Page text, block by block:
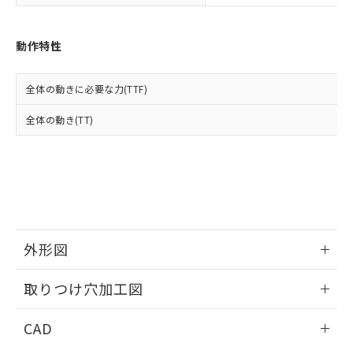
動作特性
全体の動きに必要な力(TTF)
全体の動き(TT)
外形図
取りつけ穴加工図
CAD
メンバーズにご登録されている必要が
および当社の共同利用者が、当社の製
品・サービスに関するお客様との取
をご了承ください。
※当社の共同利用者とは、"個人情報
下記の非含有証明書をダウンロードするこ
とができます。
EU RoHS指令（10物質）の非含有証明書
物質の対応では、対応完了までの期間は出
荷製品に未対応品が混在することから備考
既に当社にて対応品への在庫切替を完了
していることから、特段のことがない限
り、2022年1月12日より割愛しておりま